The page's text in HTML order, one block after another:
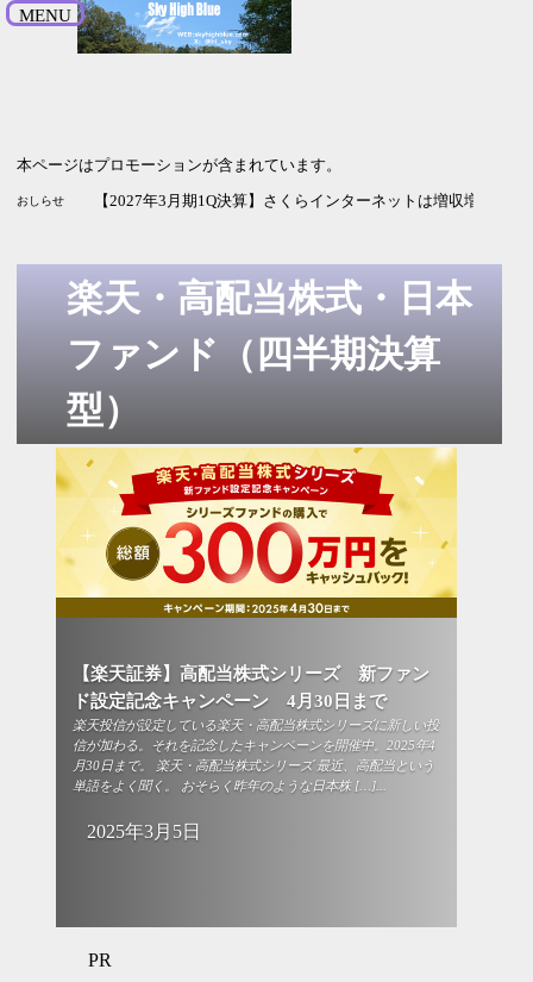
MENU
本ページはプロモーションが含まれています。
おしらせ 【2026年9月期3Q決算】HENNGEは増収増益 純利益の進捗率
【2027年3月期1Q決算】ソシオネクストは増収も利益は赤字
【2027年3月期1Q決算】さくらインターネットは増収増益
楽天・高配当株式・日本
ファンド（四半期決算
型）
【楽天証券】高配当株式シリーズ 新ファン
ド設定記念キャンペーン 4月30日まで
楽天投信が設定している楽天・高配当株式シリーズに新しい投
信が加わる。それを記念したキャンペーンを開催中。2025年4
月30日まで。 楽天・高配当株式シリーズ 最近、高配当という
単語をよく聞く。 おそらく昨年のような日本株 […]...
2025年3月5日
PR